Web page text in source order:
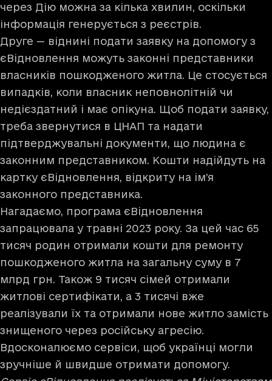
через Дію можна за кілька хвилин, оскільки
інформація генерується з реєстрів.
Друге — віднині подати заявку на допомогу з
єВідновлення можуть законні представники
власників пошкодженого житла. Це стосується
випадків, коли власник неповнолітній чи
недієздатний і має опікуна. Щоб подати заявку,
треба звернутися в ЦНАП та надати
підтверджувальні документи, що людина є
законним представником. Кошти надійдуть на
картку єВідновлення, відкриту на ім’я
законного представника.
Нагадаємо, програма єВідновлення
запрацювала у травні 2023 року. За цей час 65
тисяч родин отримали кошти для ремонту
пошкодженого житла на загальну суму в 7
млрд грн. Також 9 тисяч сімей отримали
житлові сертифікати, а 3 тисячі вже
реалізували їх та отримали нове житло замість
знищеного через російську агресію.
Вдосконалюємо сервіси, щоб українці могли
зручніше й швидше отримати допомогу.